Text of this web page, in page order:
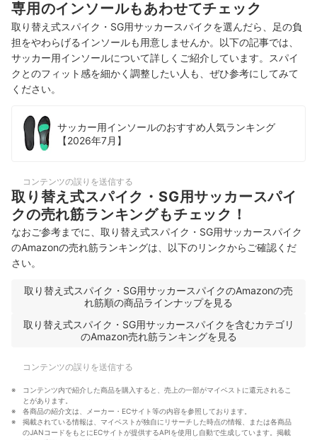
専用のインソールもあわせてチェック
取り替え式スパイク・SG用サッカースパイクを選んだら、足の負
担をやわらげるインソールも用意しませんか。以下の記事では、
サッカー用インソールについて詳しくご紹介しています。スパイ
クとのフィット感を細かく調整したい人も、ぜひ参考にしてみて
ください。
サッカー用インソールのおすすめ人気ランキング
【2026年7月】
コンテンツの誤りを送信する
取り替え式スパイク・SG用サッカースパイ
クの売れ筋ランキングもチェック！
なおご参考までに、取り替え式スパイク・SG用サッカースパイク
のAmazonの売れ筋ランキングは、以下のリンクからご確認くだ
さい。
取り替え式スパイク・SG用サッカースパイクのAmazonの売
れ筋順の商品ラインナップを見る
取り替え式スパイク・SG用サッカースパイクを含むカテゴリ
のAmazon売れ筋ランキングを見る
コンテンツの誤りを送信する
コンテンツ内で紹介した商品を購入すると、売上の一部がマイベストに還元されるこ
とがあります。
各商品の紹介文は、メーカー・ECサイト等の内容を参照しております。
掲載されている情報は、マイベストが独自にリサーチした時点の情報、または各商品
のJANコードをもとにECサイトが提供するAPIを使用し自動で生成しています。掲載